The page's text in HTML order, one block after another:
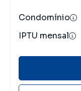
Condomínio
IPTU mensal